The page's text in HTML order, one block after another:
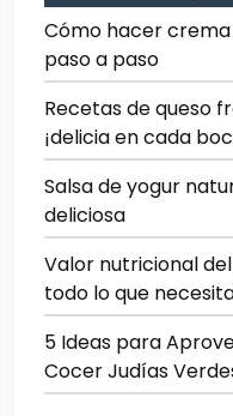
Cómo hacer
paso a paso
Recetas de queso
¡delicia en cada
Salsa de yogur
deliciosa
Valor nutricional
todo lo que
5 Ideas para
Cocer Judías